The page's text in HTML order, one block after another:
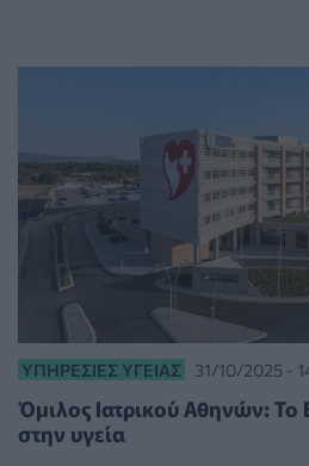
ΥΠΗΡΕΣΊΕΣ ΥΓΕΊΑΣ 31/10/2025 -
Όμιλος Ιατρικού Αθηνών: Το
στην υγεία